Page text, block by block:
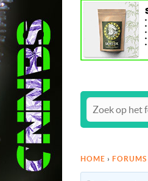
HOME › FORUMS